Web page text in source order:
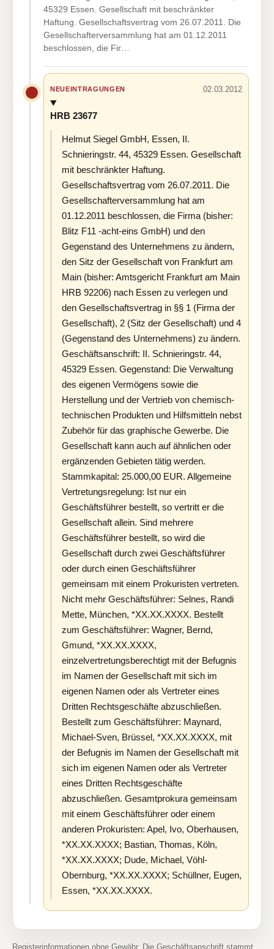
45329 Essen. Gesellschaft mit beschränkter
Haftung. Gesellschaftsvertrag vom 26.07.2011. Die
Gesellschafterversammlung hat am 01.12.2011
beschlossen, die Fir…
NEUEINTRAGUNGEN 02.03.2012
HRB 23677
Helmut Siegel GmbH, Essen, II.
Schnieringstr. 44, 45329 Essen. Gesellschaft
mit beschränkter Haftung.
Gesellschaftsvertrag vom 26.07.2011. Die
Gesellschafterversammlung hat am
01.12.2011 beschlossen, die Firma (bisher:
Blitz F11 -acht-eins GmbH) und den
Gegenstand des Unternehmens zu ändern,
den Sitz der Gesellschaft von Frankfurt am
Main (bisher: Amtsgericht Frankfurt am Main
HRB 92206) nach Essen zu verlegen und
den Gesellschaftsvertrag in §§ 1 (Firma der
Gesellschaft), 2 (Sitz der Gesellschaft) und 4
(Gegenstand des Unternehmens) zu ändern.
Geschäftsanschrift: II. Schnieringstr. 44,
45329 Essen. Gegenstand: Die Verwaltung
des eigenen Vermögens sowie die
Herstellung und der Vertrieb von chemisch-
technischen Produkten und Hilfsmitteln nebst
Zubehör für das graphische Gewerbe. Die
Gesellschaft kann auch auf ähnlichen oder
ergänzenden Gebieten tätig werden.
Stammkapital: 25.000,00 EUR. Allgemeine
Vertretungsregelung: Ist nur ein
Geschäftsführer bestellt, so vertritt er die
Gesellschaft allein. Sind mehrere
Geschäftsführer bestellt, so wird die
Gesellschaft durch zwei Geschäftsführer
oder durch einen Geschäftsführer
gemeinsam mit einem Prokuristen vertreten.
Nicht mehr Geschäftsführer: Selnes, Randi
Mette, München, *XX.XX.XXXX. Bestellt
zum Geschäftsführer: Wagner, Bernd,
Gmund, *XX.XX.XXXX,
einzelvertretungsberechtigt mit der Befugnis
im Namen der Gesellschaft mit sich im
eigenen Namen oder als Vertreter eines
Dritten Rechtsgeschäfte abzuschließen.
Bestellt zum Geschäftsführer: Maynard,
Michael-Sven, Brüssel, *XX.XX.XXXX, mit
der Befugnis im Namen der Gesellschaft mit
sich im eigenen Namen oder als Vertreter
eines Dritten Rechtsgeschäfte
abzuschließen. Gesamtprokura gemeinsam
mit einem Geschäftsführer oder einem
anderen Prokuristen: Apel, Ivo, Oberhausen,
*XX.XX.XXXX; Bastian, Thomas, Köln,
*XX.XX.XXXX; Dude, Michael, Vöhl-
Obernburg, *XX.XX.XXXX; Schüllner, Eugen,
Essen, *XX.XX.XXXX.
Registerinformationen ohne Gewähr. Die Geschäftsanschrift stammt